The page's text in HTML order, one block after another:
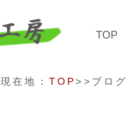
TOP
現在地： TOP>>ブログ